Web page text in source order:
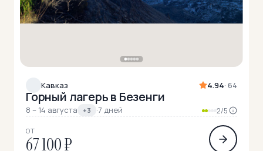
Кавказ 4.94· 64
Горный лагерь в Безенги
8 – 14 августа +3 ·7 дней 2/5
ОТ
67 100 ₽